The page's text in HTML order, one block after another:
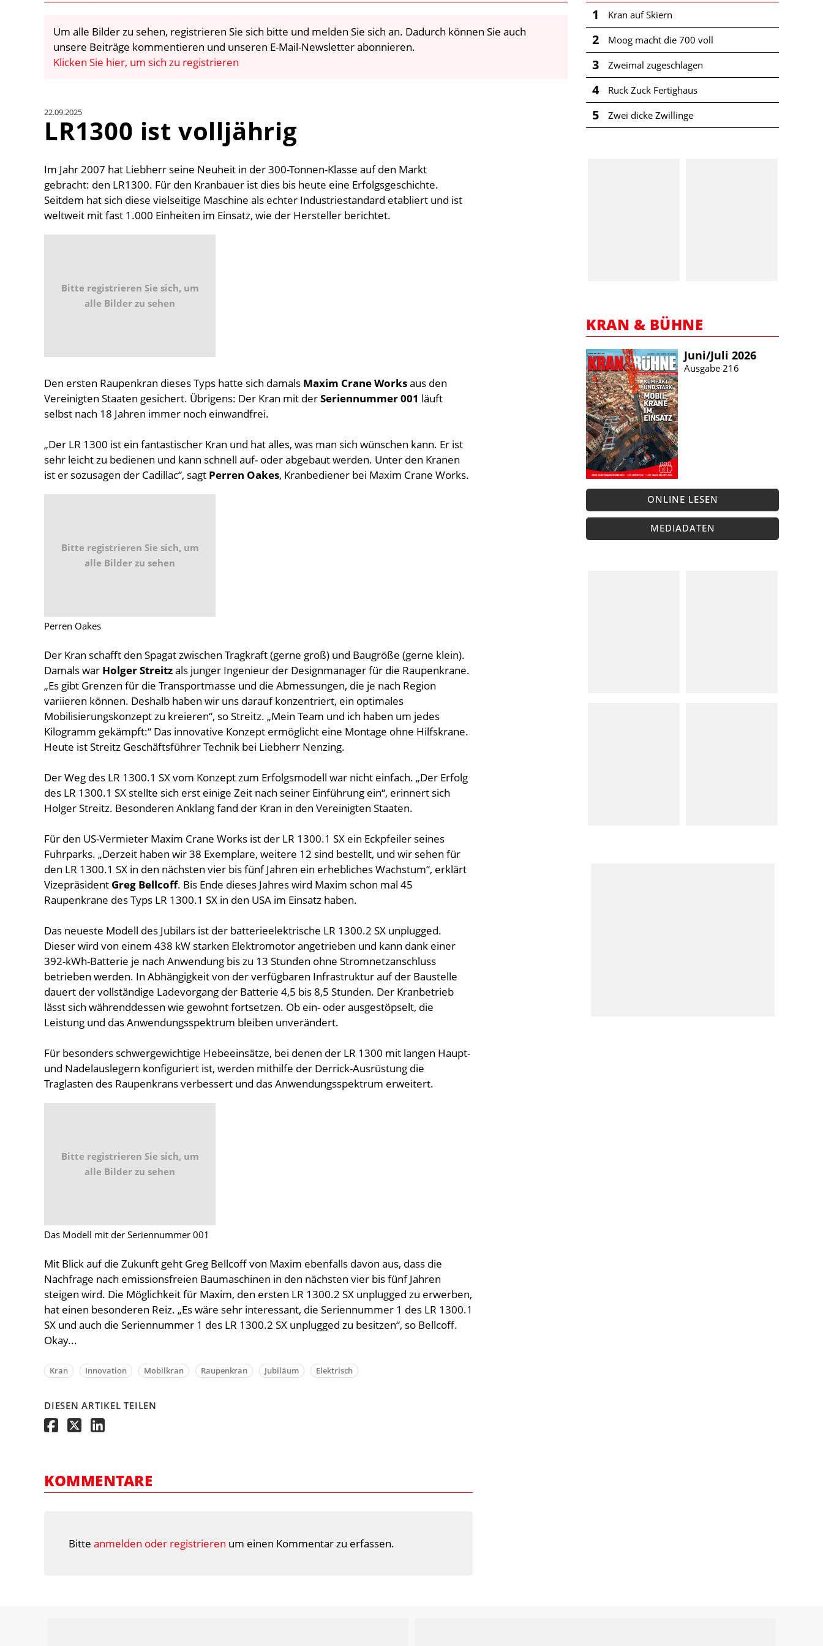
Um alle Bilder zu sehen, registrieren Sie sich bitte und melden Sie sich an. Dadurch können Sie auch
unsere Beiträge kommentieren und unseren E-Mail-Newsletter abonnieren.
Klicken Sie hier, um sich zu registrieren
22.09.2025
LR1300 ist volljährig
Im Jahr 2007 hat Liebherr seine Neuheit in der 300-Tonnen-Klasse auf den Markt
gebracht: den LR1300. Für den Kranbauer ist dies bis heute eine Erfolgsgeschichte.
Seitdem hat sich diese vielseitige Maschine als echter Industriestandard etabliert und ist
weltweit mit fast 1.000 Einheiten im Einsatz, wie der Hersteller berichtet.
Bitte registrieren Sie sich, um
alle Bilder zu sehen
Den ersten Raupenkran dieses Typs hatte sich damals Maxim Crane Worksaus den
Vereinigten Staaten gesichert. Übrigens: Der Kran mit derSeriennummer 001 läuft
selbst nach 18 Jahren immer noch einwandfrei.
„Der LR 1300 ist ein fantastischer Kran und hat alles, was man sich wünschen kann. Er ist
sehr leicht zu bedienen und kann schnell auf- oder abgebaut werden. Unter den Kranen
ist er sozusagen der Cadillac“, sagt Perren Oakes, Kranbediener bei Maxim Crane Works.
Bitte registrieren Sie sich, um
alle Bilder zu sehen
Perren Oakes
Der Kran schafft den Spagat zwischen Tragkraft (gerne groß) und Baugröße (gerne klein).
Damals war Holger Streitzals junger Ingenieur der Designmanager für die Raupenkrane.
„Es gibt Grenzen für die Transportmasse und die Abmessungen, die je nach Region
variieren können. Deshalb haben wir uns darauf konzentriert, ein optimales
Mobilisierungskonzept zu kreieren“, so Streitz. „Mein Team und ich haben um jedes
Kilogramm gekämpft:“ Das innovative Konzept ermöglicht eine Montage ohne Hilfskrane.
Heute ist Streitz Geschäftsführer Technik bei Liebherr Nenzing.
Der Weg des LR 1300.1 SX vom Konzept zum Erfolgsmodell war nicht einfach. „Der Erfolg
des LR 1300.1 SX stellte sich erst einige Zeit nach seiner Einführung ein“, erinnert sich
Holger Streitz. Besonderen Anklang fand der Kran in den Vereinigten Staaten.
Für den US-Vermieter Maxim Crane Works ist der LR 1300.1 SX ein Eckpfeiler seines
Fuhrparks. „Derzeit haben wir 38 Exemplare, weitere 12 sind bestellt, und wir sehen für
den LR 1300.1 SX in den nächsten vier bis fünf Jahren ein erhebliches Wachstum“, erklärt
Vizepräsident Greg Bellcoff. Bis Ende dieses Jahres wird Maxim schon mal 45
Raupenkrane des Typs LR 1300.1 SX in den USA im Einsatz haben.
Das neueste Modell des Jubilars ist der batterieelektrische LR 1300.2 SX unplugged.
Dieser wird von einem 438 kW starken Elektromotor angetrieben und kann dank einer
392-kWh-Batterie je nach Anwendung bis zu 13 Stunden ohne Stromnetzanschluss
betrieben werden. In Abhängigkeit von der verfügbaren Infrastruktur auf der Baustelle
dauert der vollständige Ladevorgang der Batterie 4,5 bis 8,5 Stunden. Der Kranbetrieb
lässt sich währenddessen wie gewohnt fortsetzen. Ob ein- oder ausgestöpselt, die
Leistung und das Anwendungsspektrum bleiben unverändert.
Für besonders schwergewichtige Hebeeinsätze, bei denen der LR 1300 mit langen Haupt-
und Nadelauslegern konfiguriert ist, werden mithilfe der Derrick-Ausrüstung die
Traglasten des Raupenkrans verbessert und das Anwendungsspektrum erweitert.
Bitte registrieren Sie sich, um
alle Bilder zu sehen
Das Modell mit der Seriennummer 001
Mit Blick auf die Zukunft geht Greg Bellcoff von Maxim ebenfalls davon aus, dass die
Nachfrage nach emissionsfreien Baumaschinen in den nächsten vier bis fünf Jahren
steigen wird. Die Möglichkeit für Maxim, den ersten LR 1300.2 SX unplugged zu erwerben,
hat einen besonderen Reiz. „Es wäre sehr interessant, die Seriennummer 1 des LR 1300.1
SX und auch die Seriennummer 1 des LR 1300.2 SX unplugged zu besitzen“, so Bellcoff.
Okay...
Kran Innovation Mobilkran Raupenkran Jubiläum Elektrisch
DIESEN ARTIKEL TEILEN
KOMMENTARE
Bitte anmelden oder registrieren um einen Kommentar zu erfassen.
1 Kran auf Skiern
2 Moog macht die 700 voll
3 Zweimal zugeschlagen
4 Ruck Zuck Fertighaus
5 Zwei dicke Zwillinge
KRAN & BÜHNE
Juni/​Juli 2026
Ausgabe 216
ONLINE LESEN
MEDIADATEN